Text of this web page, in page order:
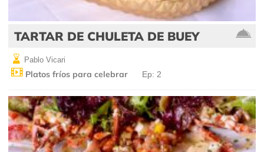
TARTAR DE CHULETA DE BUEY
Pablo Vicari
Platos fríos para celebrar Ep: 2